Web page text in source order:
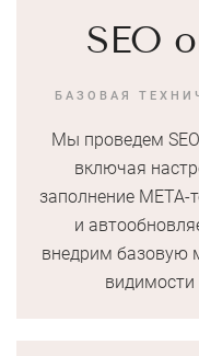
SEO
БАЗОВАЯ
Мы проведем
включая
заполнение МЕТА-
и
внедрим базовую
видимости